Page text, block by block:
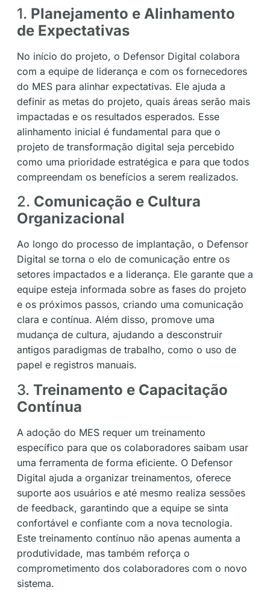
1. Planejamento e Alinhamento
de Expectativas
No início do projeto, o Defensor Digital colabora
com a equipe de liderança e com os fornecedores
do MES para alinhar expectativas. Ele ajuda a
definir as metas do projeto, quais áreas serão mais
impactadas e os resultados esperados. Esse
alinhamento inicial é fundamental para que o
projeto de transformação digital seja percebido
como uma prioridade estratégica e para que todos
compreendam os benefícios a serem realizados.
2. Comunicação e Cultura
Organizacional
Ao longo do processo de implantação, o Defensor
Digital se torna o elo de comunicação entre os
setores impactados e a liderança. Ele garante que a
equipe esteja informada sobre as fases do projeto
e os próximos passos, criando uma comunicação
clara e contínua. Além disso, promove uma
mudança de cultura, ajudando a desconstruir
antigos paradigmas de trabalho, como o uso de
papel e registros manuais.
3. Treinamento e Capacitação
Contínua
A adoção do MES requer um treinamento
específico para que os colaboradores saibam usar
uma ferramenta de forma eficiente. O Defensor
Digital ajuda a organizar treinamentos, oferece
suporte aos usuários e até mesmo realiza sessões
de feedback, garantindo que a equipe se sinta
confortável e confiante com a nova tecnologia.
Este treinamento contínuo não apenas aumenta a
produtividade, mas também reforça o
comprometimento dos colaboradores com o novo
sistema.